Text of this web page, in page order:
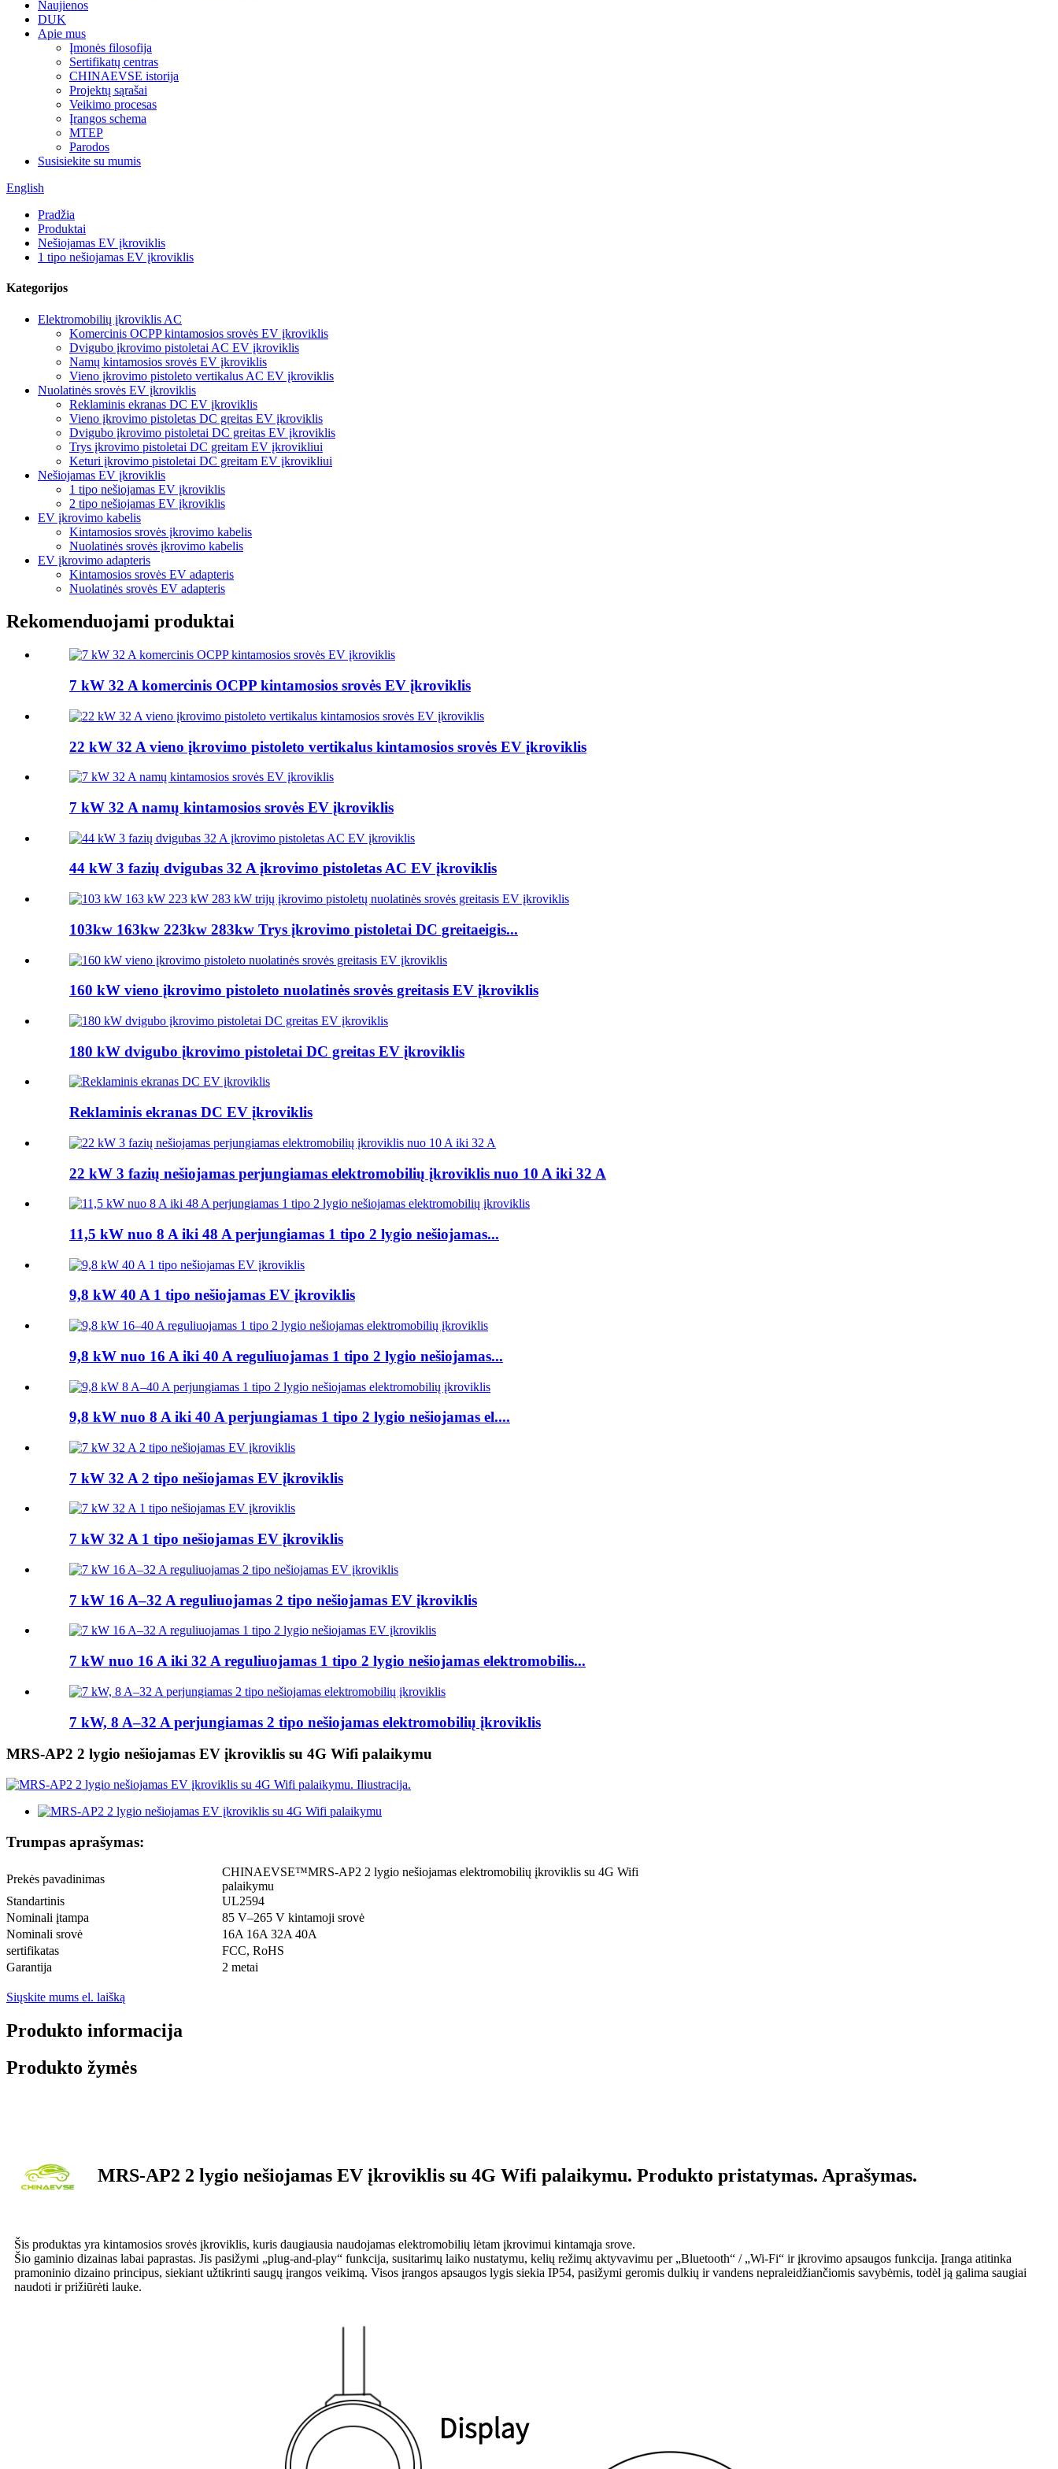
Naujienos
DUK
Apie mus
Įmonės filosofija
Sertifikatų centras
CHINAEVSE istorija
Projektų sąrašai
Veikimo procesas
Įrangos schema
MTEP
Parodos
Susisiekite su mumis
English
Pradžia
Produktai
Nešiojamas EV įkroviklis
1 tipo nešiojamas EV įkroviklis
Kategorijos
Elektromobilių įkroviklis AC
Komercinis OCPP kintamosios srovės EV įkroviklis
Dvigubo įkrovimo pistoletai AC EV įkroviklis
Namų kintamosios srovės EV įkroviklis
Vieno įkrovimo pistoleto vertikalus AC EV įkroviklis
Nuolatinės srovės EV įkroviklis
Reklaminis ekranas DC EV įkroviklis
Vieno įkrovimo pistoletas DC greitas EV įkroviklis
Dvigubo įkrovimo pistoletai DC greitas EV įkroviklis
Trys įkrovimo pistoletai DC greitam EV įkrovikliui
Keturi įkrovimo pistoletai DC greitam EV įkrovikliui
Nešiojamas EV įkroviklis
1 tipo nešiojamas EV įkroviklis
2 tipo nešiojamas EV įkroviklis
EV įkrovimo kabelis
Kintamosios srovės įkrovimo kabelis
Nuolatinės srovės įkrovimo kabelis
EV įkrovimo adapteris
Kintamosios srovės EV adapteris
Nuolatinės srovės EV adapteris
Rekomenduojami produktai
7 kW 32 A komercinis OCPP kintamosios srovės EV įkroviklis
22 kW 32 A vieno įkrovimo pistoleto vertikalus kintamosios srovės EV įkroviklis
7 kW 32 A namų kintamosios srovės EV įkroviklis
44 kW 3 fazių dvigubas 32 A įkrovimo pistoletas AC EV įkroviklis
103kw 163kw 223kw 283kw Trys įkrovimo pistoletai DC greitaeigis...
160 kW vieno įkrovimo pistoleto nuolatinės srovės greitasis EV įkroviklis
180 kW dvigubo įkrovimo pistoletai DC greitas EV įkroviklis
Reklaminis ekranas DC EV įkroviklis
22 kW 3 fazių nešiojamas perjungiamas elektromobilių įkroviklis nuo 10 A iki 32 A
11,5 kW nuo 8 A iki 48 A perjungiamas 1 tipo 2 lygio nešiojamas...
9,8 kW 40 A 1 tipo nešiojamas EV įkroviklis
9,8 kW nuo 16 A iki 40 A reguliuojamas 1 tipo 2 lygio nešiojamas...
9,8 kW nuo 8 A iki 40 A perjungiamas 1 tipo 2 lygio nešiojamas el....
7 kW 32 A 2 tipo nešiojamas EV įkroviklis
7 kW 32 A 1 tipo nešiojamas EV įkroviklis
7 kW 16 A–32 A reguliuojamas 2 tipo nešiojamas EV įkroviklis
7 kW nuo 16 A iki 32 A reguliuojamas 1 tipo 2 lygio nešiojamas elektromobilis...
7 kW, 8 A–32 A perjungiamas 2 tipo nešiojamas elektromobilių įkroviklis
MRS-AP2 2 lygio nešiojamas EV įkroviklis su 4G Wifi palaikymu
Trumpas aprašymas:
Prekės pavadinimas
CHINAEVSE™️MRS-AP2 2 lygio nešiojamas elektromobilių įkroviklis su 4G Wifi
palaikymu
Standartinis
UL2594
Nominali įtampa
85 V–265 V kintamoji srovė
Nominali srovė
16A 16A 32A 40A
sertifikatas
FCC, RoHS
Garantija
2 metai
Siųskite mums el. laišką
Produkto informacija
Produkto žymės
MRS-AP2 2 lygio nešiojamas EV įkroviklis su 4G Wifi palaikymu. Produkto pristatymas. Aprašymas.
Šis produktas yra kintamosios srovės įkroviklis, kuris daugiausia naudojamas elektromobilių lėtam įkrovimui kintamąja srove.
Šio gaminio dizainas labai paprastas. Jis pasižymi „plug-and-play“ funkcija, susitarimų laiko nustatymu, kelių režimų aktyvavimu per „Bluetooth“ / „Wi-Fi“ ir įkrovimo apsaugos funkcija. Įranga atitinka
pramoninio dizaino principus, siekiant užtikrinti saugų įrangos veikimą. Visos įrangos apsaugos lygis siekia IP54, pasižymi geromis dulkių ir vandens nepraleidžiančiomis savybėmis, todėl ją galima saugiai
naudoti ir prižiūrėti lauke.